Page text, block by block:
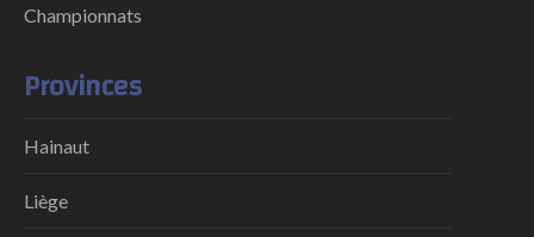
Championnats
Provinces
Hainaut
Liège